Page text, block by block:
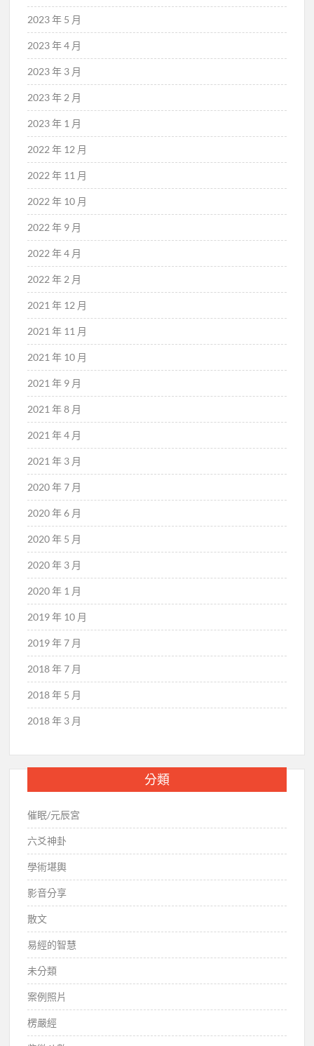
2023 年 5 月
2023 年 4 月
2023 年 3 月
2023 年 2 月
2023 年 1 月
2022 年 12 月
2022 年 11 月
2022 年 10 月
2022 年 9 月
2022 年 4 月
2022 年 2 月
2021 年 12 月
2021 年 11 月
2021 年 10 月
2021 年 9 月
2021 年 8 月
2021 年 4 月
2021 年 3 月
2020 年 7 月
2020 年 6 月
2020 年 5 月
2020 年 3 月
2020 年 1 月
2019 年 10 月
2019 年 7 月
2018 年 7 月
2018 年 5 月
2018 年 3 月
分類
催眠/元辰宮
六爻神卦
學術堪輿
影音分享
散文
易經的智慧
未分類
案例照片
楞嚴經